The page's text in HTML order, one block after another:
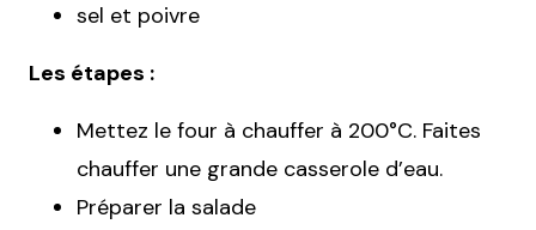
sel et poivre
Les étapes :
Mettez le four à chauffer à 200°C. Faites
chauffer une grande casserole d’eau.
Préparer la salade